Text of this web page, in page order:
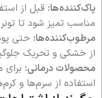
پاک‌کننده‌ها: قبل از
مناسب تمیز شود تا
مرطوب‌کننده‌ها: حتی
از خشکی و تحریک
محصولات درمانی:
استفاده از سرم‌ها و